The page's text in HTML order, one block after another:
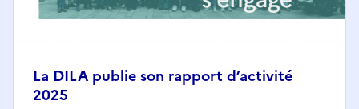
La DILA publie son rapport d’activité
2025